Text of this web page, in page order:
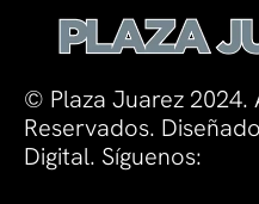
© Plaza Juarez 2024.
Reservados.
Digital. Síguenos: